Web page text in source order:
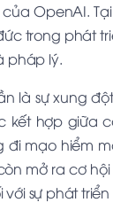
OpenAI.
trong phát
pháp lý.
là sự xung
hợp giữa
đi mạo hiểm
mở ra cơ
sự phát